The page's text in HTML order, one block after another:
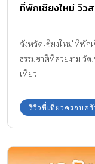
ที่พักเชียงใหม่ วิว
จังหวัดเชียงใหม่ ที่พัก
ธรรมชาติที่สวยงาม วั
เที่ยว
รีวิวที่เที่ยวครอบครั